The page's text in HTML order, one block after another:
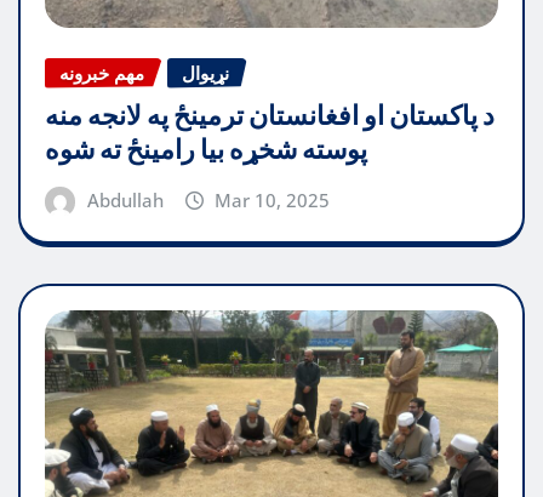
مهم خبرونه نړیوال
د پاکستان او افغانستان ترمینځ په لانجه منه
پوسته شخړه بیا رامینځ ته شوه
Abdullah Mar 10, 2025